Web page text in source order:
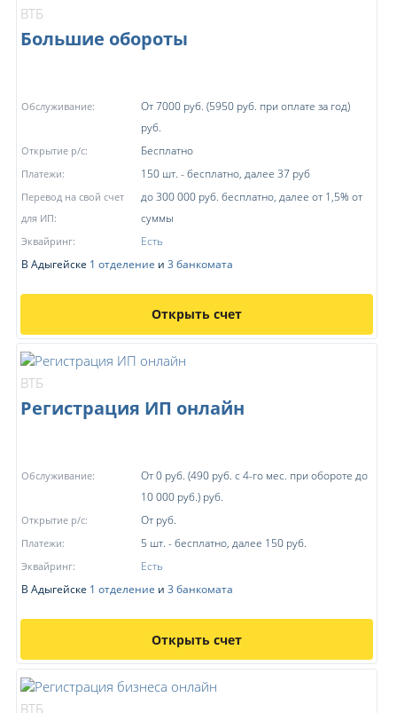
ВТБ
Большие обороты
Обслуживание:
От 7000 руб. (5950 руб. при оплате за год)
руб.
Открытие р/с: Бесплатно
Платежи: 150 шт. - бесплатно, далее 37 руб
Перевод на свой счет
для ИП:
до 300 000 руб. бесплатно, далее от 1,5% от
суммы
Эквайринг:
Есть
В Адыгейске 1 отделение и 3 банкомата
Открыть счет
ВТБ
Регистрация ИП онлайн
Обслуживание:
От 0 руб. (490 руб. с 4-го мес. при обороте до
10 000 руб.) руб.
Открытие р/с: От руб.
Платежи: 5 шт. - бесплатно, далее 150 руб.
Эквайринг:
Есть
В Адыгейске 1 отделение и 3 банкомата
Открыть счет
ВТБ